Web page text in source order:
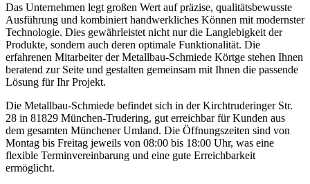
Das Unternehmen legt großen Wert auf präzise, qualitätsbewusste
Ausführung und kombiniert handwerkliches Können mit modernster
Technologie. Dies gewährleistet nicht nur die Langlebigkeit der
Produkte, sondern auch deren optimale Funktionalität. Die
erfahrenen Mitarbeiter der Metallbau-Schmiede Körtge stehen Ihnen
beratend zur Seite und gestalten gemeinsam mit Ihnen die passende
Lösung für Ihr Projekt.
Die Metallbau-Schmiede befindet sich in der Kirchtruderinger Str.
28 in 81829 München-Trudering, gut erreichbar für Kunden aus
dem gesamten Münchener Umland. Die Öffnungszeiten sind von
Montag bis Freitag jeweils von 08:00 bis 18:00 Uhr, was eine
flexible Terminvereinbarung und eine gute Erreichbarkeit
ermöglicht.